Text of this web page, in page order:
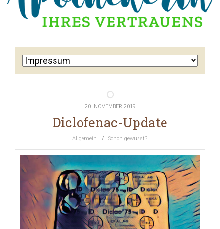
20. NOVEMBER 2019
Diclofenac-Update
Allgemein / Schon gewusst?